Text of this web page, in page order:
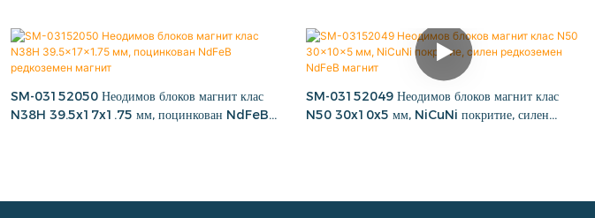
SM-03152050 Неодимов блоков магнит клас
N38H 39.5x17x1.75 мм, поцинкован NdFeB
SM-03152049 Неодимов блоков магнит клас
N50 30x10x5 мм, NiCuNi покритие, силен